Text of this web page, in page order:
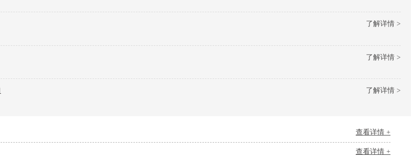
了解详情 >
了解详情 >
了解详情 >
查看详情 +
查看详情 +